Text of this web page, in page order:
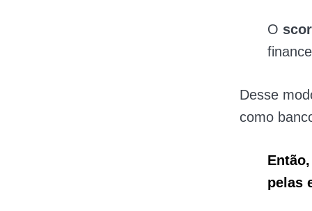
O
Desse
como
pelas